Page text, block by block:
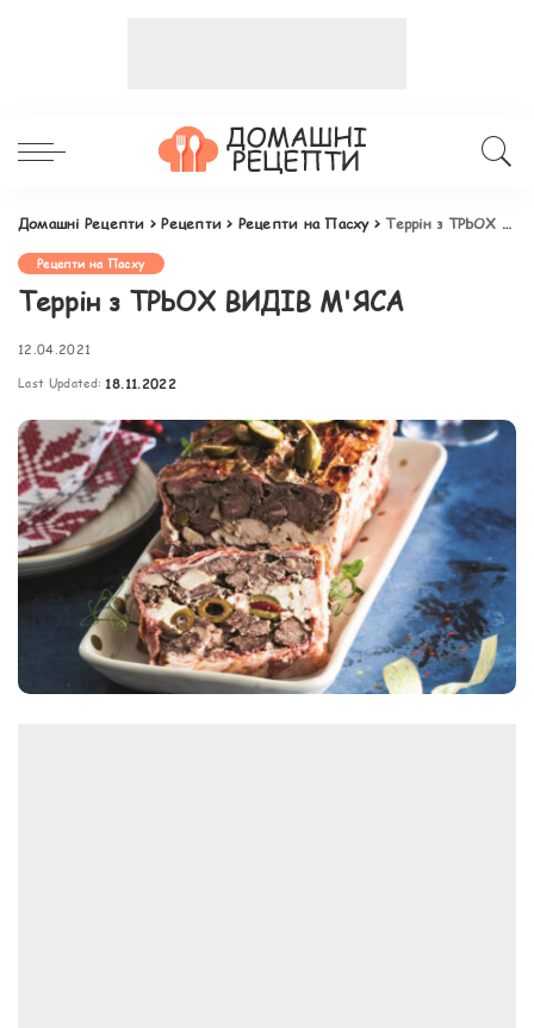
Домашні Рецепти >Рецепти > Рецепти на Пасху> Террін з ТРЬОХ ВИДІВ М'ЯСА
Рецепти на Пасху
Террін з ТРЬОХ ВИДІВ М'ЯСА
12.04.2021
Last Updated: 18.11.2022